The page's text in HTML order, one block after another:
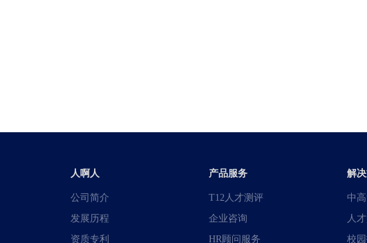
人啊人
公司简介
发展历程
资质专利
产品服务
T12人才测评
企业咨询
HR顾问服务
解
中
人
校